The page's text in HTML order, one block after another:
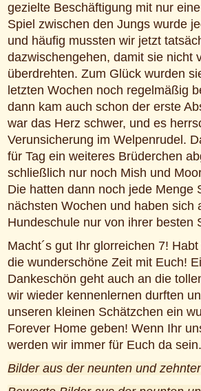
gezielte Beschäftigung mit nur
Spiel zwischen den Jungs wurde
und häufig mussten wir jetzt
dazwischengehen, damit sie nicht
überdrehten. Zum Glück wurden
letzten Wochen noch regelmäßig
dann kam auch schon der erste
war das Herz schwer, und es
Verunsicherung im Welpenrudel.
für Tag ein weiteres Brüderchen
schließlich nur noch Mish und
Die hatten dann noch jede Menge
nächsten Wochen und haben sich
Hundeschule nur von ihrer besten
Macht´s gut Ihr glorreichen 7!
die wunderschöne Zeit mit Euch!
Dankeschön geht auch an die
wir wieder kennenlernen durften
unseren kleinen Schätzchen ein
Forever Home geben! Wenn Ihr
werden wir immer für Euch da sein.
Bilder aus der neunten und